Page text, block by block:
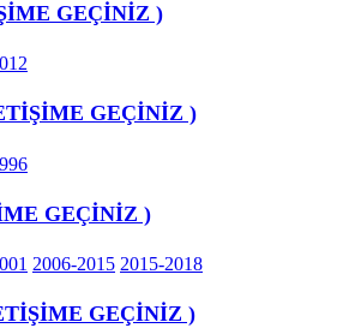
GEÇİNİZ )
GEÇİNİZ )
GEÇİNİZ )
2006-2015 2015-2018
GEÇİNİZ )